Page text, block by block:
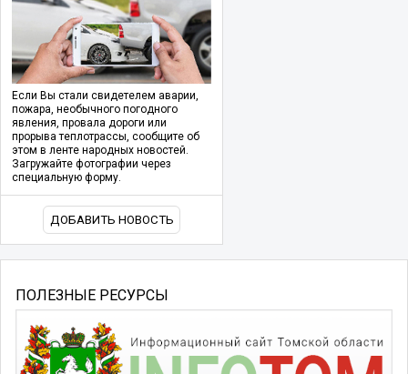
Если Вы стали свидетелем аварии,
пожара, необычного погодного
явления, провала дороги или
прорыва теплотрассы, сообщите об
этом в ленте народных новостей.
Загружайте фотографии через
специальную форму.
ДОБАВИТЬ НОВОСТЬ
ПОЛЕЗНЫЕ РЕСУРСЫ